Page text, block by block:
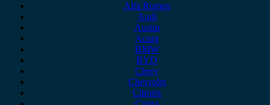
Alfa Romeo
Audi
Austin
Acura
BMW
BYD
Chery
Chevrolet
Citroen